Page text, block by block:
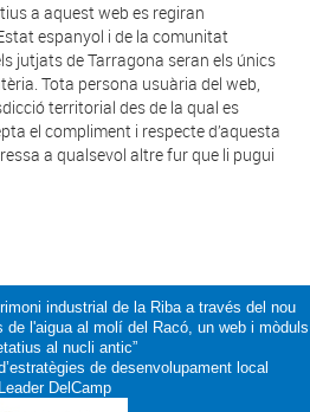
a aquest web es regiran
espanyol i de la comunitat
jutjats de Tarragona seran els únics
Tota persona usuària del web,
territorial des de la qual es
el compliment i respecte d’aquesta
a qualsevol altre fur que li pugui
industrial de la Riba a través del nou
l'aigua al molí del Racó, un web i mòduls
al nucli antic”
de desenvolupament local